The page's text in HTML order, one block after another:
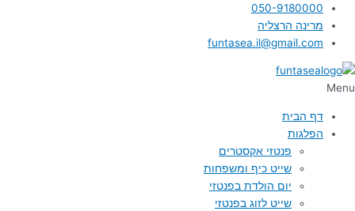
050-9180000
מרינה הרצליה
funtasea.il@gmail.com
Menu
דף הבית
הפלגות
פנטזי אקסטרים
שייט כיף ומשפחות
יום הולדת בפנטזי
שייט לזוג בפנטזי